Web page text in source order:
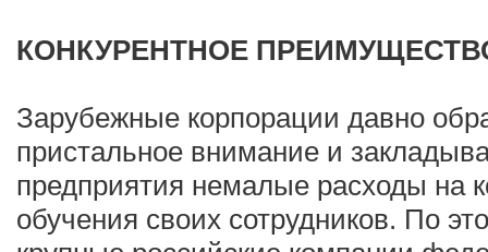
КОНКУРЕНТНОЕ
Зарубежные корпорации давно
пристальное внимание и
предприятия немалые расходы на
обучения своих сотрудников. По